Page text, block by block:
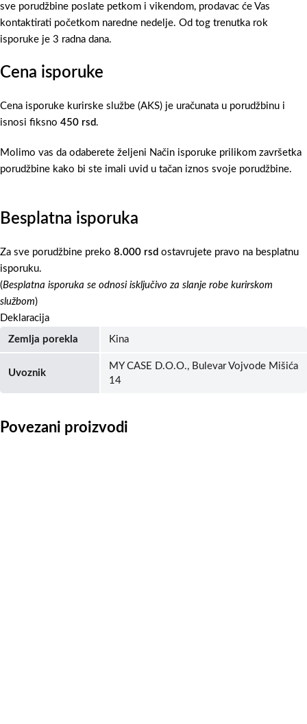
sve porudžbine poslate petkom i vikendom, prodavac će Vas
kontaktirati početkom naredne nedelje. Od tog trenutka rok
isporuke je 3 radna dana.
Cena isporuke
Cena isporuke kurirske službe (AKS) je uračunata u porudžbinu i
isnosi fiksno 450 rsd .
Molimo vas da odaberete željeni Način isporuke prilikom završetka
porudžbine kako bi ste imali uvid u tačan iznos svoje porudžbine.
Besplatna isporuka
Za sve porudžbine preko 8.000 rsd ostavrujete pravo na besplatnu
isporuku.
(Besplatna isporuka se odnosi isključivo za slanje robe kurirskom
službom)
Deklaracija
Zemlja porekla Kina
Uvoznik
MY CASE D.O.O., Bulevar Vojvode Mišića
14
Povezani proizvodi